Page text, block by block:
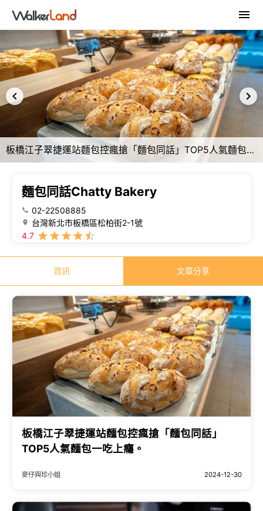
板橋江子翠捷運站麵包控瘋搶「麵包同話」TOP5人氣麵包一吃上癮。
麵包同話Chatty Bakery
02-22508885
台灣新北市板橋區松柏街2-1號
4.7
資訊 文章分享
板橋江子翠捷運站麵包控瘋搶「麵包同話」
TOP5人氣麵包一吃上癮。
麥仔與珍小姐 2024-12-30